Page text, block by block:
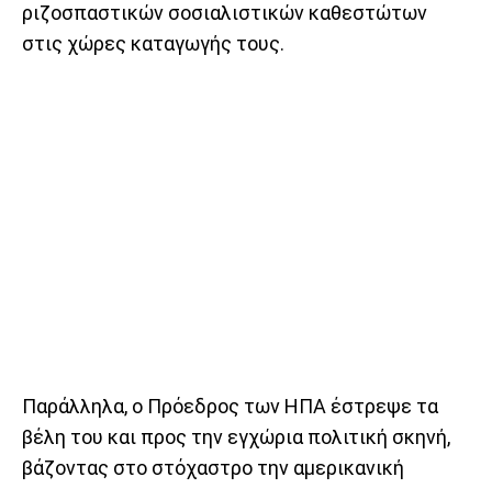
ριζοσπαστικών σοσιαλιστικών καθεστώτων
στις χώρες καταγωγής τους.
Παράλληλα, ο Πρόεδρος των ΗΠΑ έστρεψε τα
βέλη του και προς την εγχώρια πολιτική σκηνή,
βάζοντας στο στόχαστρο την αμερικανική